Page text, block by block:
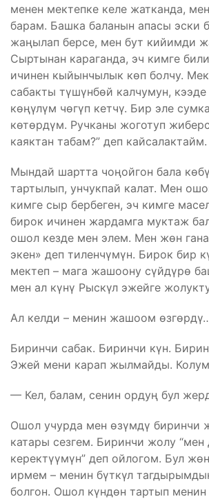
менен мектепке келе жатканда,
барам. Башка баланын апасы эски
жаңылап берсе, мен бут кийимди
Сыртынан караганда, эч кимге
ичинен кыйынчылык көп болчу.
сабакты түшүнбөй калчумун,
көңүлүм чөгүп кетчү. Бир эле
көтөрдүм. Ручканы жоготуп
каяктан табам?” деп кайсалактайм.
Мындай шартта чоңойгон бала
тартылып, унчукпай калат. Мен
кимге сыр бербеген, эч кимге
бирок ичинен жардамга муктаж
ошол кезде мен элем. Мен жөн
экен» деп тиленчүмүн. Бирок бир
мектеп – мага жашоону сүйдүрө
мен ал күнү Рыскүл эжейге
Ал келди – менин жашоом
Биринчи сабак. Биринчи күн.
Эжей мени карап жылмайды.
— Кел, балам, сенин ордуң бул
Ошол учурда мен өзүмдү биринчи
катары сезгем. Биринчи жолу “мен
керектүүмүн” деп ойлогом. Бул
ирмем – менин бүткүл
болгон. Ошол күндөн тартып